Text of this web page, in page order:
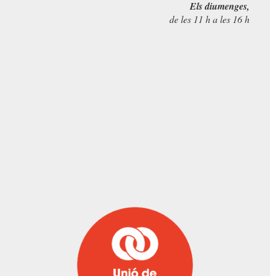
Els diumenges,
de les 11 h a les 16 h